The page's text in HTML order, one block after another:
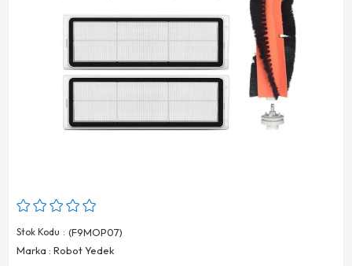
Stok Kodu
(F9MOP07)
Marka : Robot Yedek